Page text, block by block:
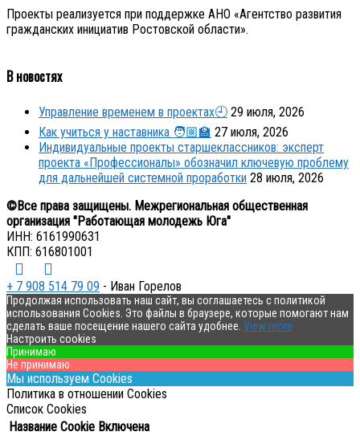
Проекты реализуется при поддержке АНО «Агентство развития
гражданских инициатив Ростовской области».
В новостях
Управление временем в проектах🕘 29 июля, 2026
Как учиться у наставника 🧑🏼‍🏫 27 июля, 2026
Индивидуальные проекты старшеклассников: эксперт
проекта «Профессионалы» обозначил ключевую проблему
для дальнейшей системной проработки 28 июля, 2026
©Все права защищены. Межрегиональная общественная
организация "Работающая молодежь Юга"
ИНН: 6161990631
КПП: 616801001
+ 7 908 514 79 09 - Иван Горелов
Продолжая использовать наш сайт, вы соглашаетесь с политикой
использования Cookies. Это файлы в браузере, которые помогают нам
сделать ваше посещение нашего сайта удобнее. View more
Настроить cookies
Принимаю
Не принимаю
Мы используем Cookies
Политика в отношении Cookies
Список Cookies
Название Cookie Включена